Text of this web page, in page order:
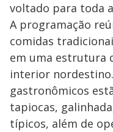
voltado para toda
A programação
comidas
em uma estrutura
interior
gastronômicos
tapiocas,
típicos, além de